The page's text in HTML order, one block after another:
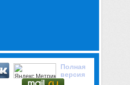
Полная
версия